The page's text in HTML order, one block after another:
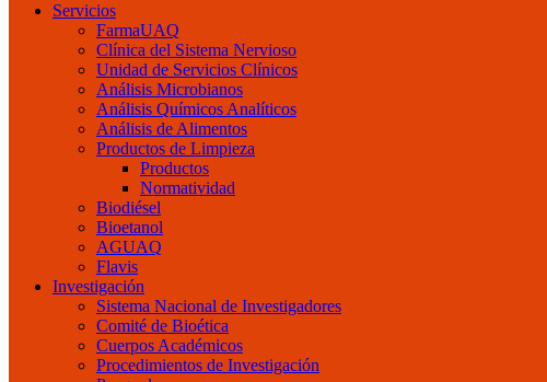
Servicios
FarmaUAQ
Clínica del Sistema Nervioso
Unidad de Servicios Clínicos
Análisis Microbianos
Análisis Químicos Analíticos
Análisis de Alimentos
Productos de Limpieza
Productos
Normatividad
Biodiésel
Bioetanol
AGUAQ
Flavis
Investigación
Sistema Nacional de Investigadores
Comité de Bioética
Cuerpos Académicos
Procedimientos de Investigación